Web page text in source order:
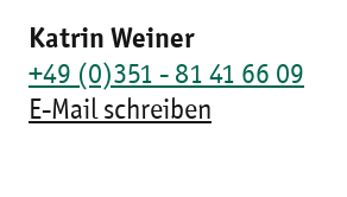
Katrin Weiner
+49 (0)351 - 81 41 66 09
E-Mail schreiben